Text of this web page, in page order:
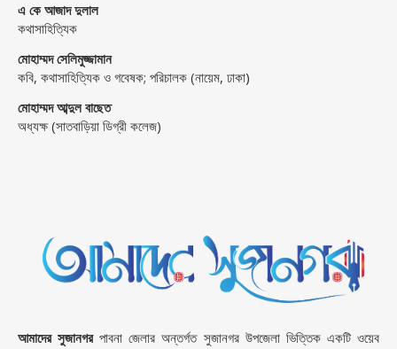
এ কে আজাদ দুলাল
কথাসাহিত্যিক
মোহাম্মদ সেলিমুজ্জামান
কবি, কথাসাহিত্যিক ও গবেষক; পরিচালক (নায়েম, ঢাকা)
মোহাম্মদ আব্দুল বাছেত
অধ্যক্ষ (সাতবাড়িয়া ডিগ্রী কলেজ)
আমাদের সুজানগরপাবনা জেলার অন্তর্গত সুজানগর উপজেলা ভিত্তিক একটি ওয়েব